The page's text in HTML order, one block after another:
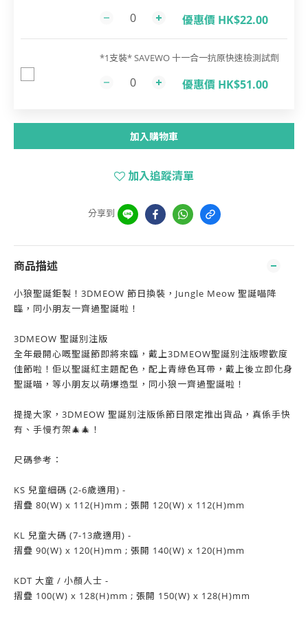
優惠價 HK$22.00
*1支裝* SAVEWO 十一合一抗原快速檢測試劑
優惠價 HK$51.00
加入購物車
加入追蹤清單
分享到
商品描述
小狼聖誕鉅製！3DMEOW 節日換裝，Jungle Meow 聖誕喵降
臨，同小朋友一齊過聖誕啦！
3DMEOW 聖誕別注版
全年最開心嘅聖誕節即將來臨，戴上3DMEOW聖誕別注版嚟歡度
佳節啦！佢以聖誕紅主題配色，配上青綠色耳帶，戴上後立即化身
聖誕喵，等小朋友以萌爆造型，同小狼一齊過聖誕啦！
提提大家，3DMEOW 聖誕別注版係節日限定推出貨品，真係手快
有、手慢冇架🎄🎄！
尺碼參考：
KS 兒童細碼 (2-6歲適用) -
摺疊 80(W) x 112(H)mm ; 張開 120(W) x 112(H)mm
KL 兒童大碼 (7-13歲適用) -
摺疊 90(W) x 120(H)mm ; 張開 140(W) x 120(H)mm
KDT 大童 / 小顏人士 -
摺疊 100(W) x 128(H)mm ; 張開 150(W) x 128(H)mm